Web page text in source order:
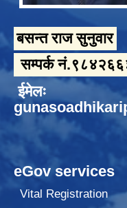
बसन्त राज सुनुवार
सम्पर्क
ईमेलः
eGov services
Vital Registration